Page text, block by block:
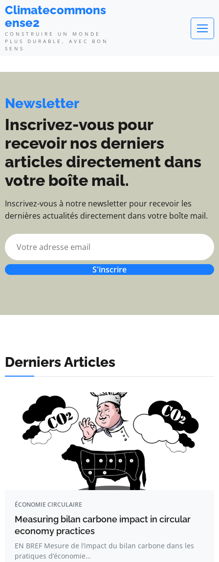
Climatecommonsense2 -
Climatecommons
ense2
CONSTRUIRE UN MONDE
PLUS DURABLE, AVEC BON
SENS
Newsletter
Inscrivez-vous pour
recevoir nos derniers
articles directement dans
votre boîte mail.
Inscrivez-vous à notre newsletter pour recevoir les
dernières actualités directement dans votre boîte mail.
S'inscrire
Derniers Articles
ÉCONOMIE CIRCULAIRE
Measuring bilan carbone impact in circular
economy practices
EN BREF Mesure de l’impact du bilan carbone dans les
pratiques d’économie…